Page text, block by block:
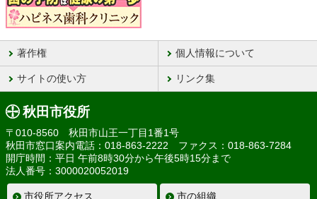
著作権 個人情報について
サイトの使い方 リンク集
秋田市役所
〒010-8560 秋田市山王一丁目1番1号
秋田市窓口案内電話：018-863-2222 ファクス：018-863-7284
開庁時間：平日 午前8時30分から午後5時15分まで
法人番号：3000020052019
市役所アクセス 市の組織